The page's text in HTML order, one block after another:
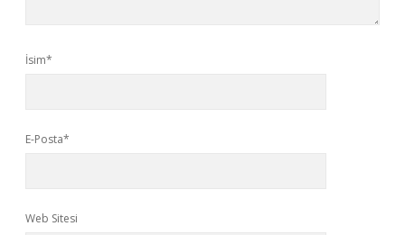
İsim*
E-Posta*
Web Sitesi